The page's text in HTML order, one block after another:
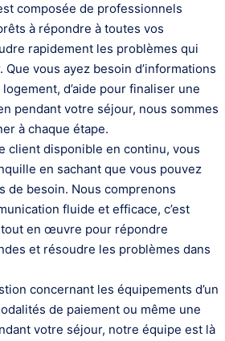
composée de professionnels
à répondre à toutes vos
rapidement les problèmes qui
vous ayez besoin d’informations
d’aide pour finaliser une
pendant votre séjour, nous sommes
à chaque étape.
client disponible en continu, vous
en sachant que vous pouvez
de besoin. Nous comprenons
fluide et efficace, c’est
en œuvre pour répondre
et résoudre les problèmes dans
concernant les équipements d’un
de paiement ou même une
votre séjour, notre équipe est là